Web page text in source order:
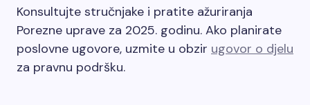
Konsultujte stručnjake i pratite ažuriranja
Porezne uprave za 2025. godinu. Ako planirate
poslovne ugovore, uzmite u obzir ugovor o djelu
za pravnu podršku.